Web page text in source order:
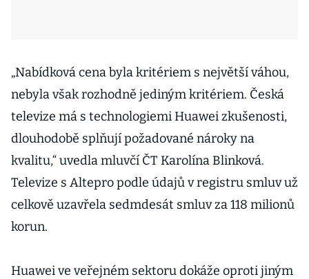
„Nabídková cena byla kritériem s největší váhou,
nebyla však rozhodně jediným kritériem. Česká
televize má s technologiemi Huawei zkušenosti,
dlouhodobě splňují požadované nároky na
kvalitu,“ uvedla mluvčí ČT Karolína Blinková.
Televize s Altepro podle údajů v registru smluv už
celkově uzavřela sedmdesát smluv za 118 milionů
korun.
Huawei ve veřejném sektoru dokáže oproti jiným